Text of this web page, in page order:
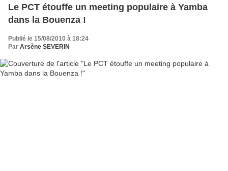
Le PCT étouffe un meeting populaire à Yamba
dans la Bouenza !
Publié le 15/08/2010 à 18:24
Par Arsène SEVERIN